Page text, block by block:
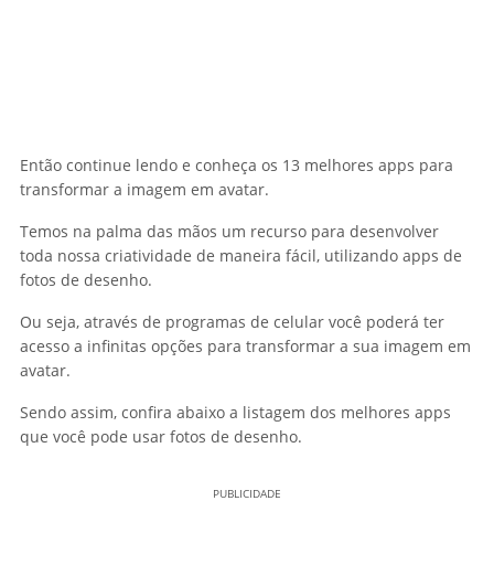
Então continue lendo e conheça os 13 melhores apps para
transformar a imagem em avatar.
Temos na palma das mãos um recurso para desenvolver
toda nossa criatividade de maneira fácil, utilizando apps de
fotos de desenho.
Ou seja, através de programas de celular você poderá ter
acesso a infinitas opções para transformar a sua imagem em
avatar.
Sendo assim, confira abaixo a listagem dos melhores apps
que você pode usar fotos de desenho.
PUBLICIDADE